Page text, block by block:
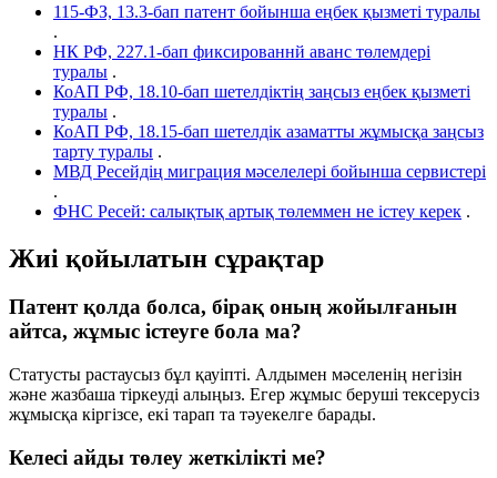
115-ФЗ, 13.3-бап патент бойынша еңбек қызметі туралы
.
НК РФ, 227.1-бап фиксированнй аванс төлемдері
туралы .
КоАП РФ, 18.10-бап шетелдіктің заңсыз еңбек қызметі
туралы .
КоАП РФ, 18.15-бап шетелдік азаматты жұмысқа заңсыз
тарту туралы .
МВД Ресейдің миграция мәселелері бойынша сервистері
.
ФНС Ресей: салықтық артық төлеммен не істеу керек .
Жиі қойылатын сұрақтар
Патент қолда болса, бірақ оның жойылғанын
айтса, жұмыс істеуге бола ма?
Статусты растаусыз бұл қауіпті. Алдымен мәселенің негізін
және жазбаша тіркеуді алыңыз. Егер жұмыс беруші тексерусіз
жұмысқа кіргізсе, екі тарап та тәуекелге барады.
Келесі айды төлеу жеткілікті ме?